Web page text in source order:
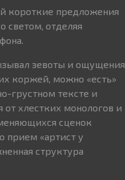
короткие предложения
светом, отделяя
зевоты и ощущения
коржей, можно «есть»
грустном тексте и
от хлестких монологов и
сценок
прием «артист у
структура